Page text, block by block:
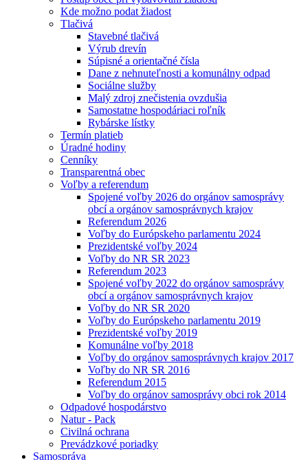
Kde možno podat žiadost
Tlačivá
Stavebné tlačivá
Výrub drevín
Súpisné a orientačné čísla
Dane z nehnuteľnosti a komunálny odpad
Sociálne služby
Malý zdroj znečistenia ovzdušia
Samostatne hospodáriaci roľník
Rybárske lístky
Termín platieb
Úradné hodiny
Cenníky
Transparentná obec
Voľby a referendum
Spojené voľby 2026 do orgánov samosprávy
obcí a orgánov samosprávnych krajov
Referendum 2026
Voľby do Európskeho parlamentu 2024
Prezidentské voľby 2024
Voľby do NR SR 2023
Referendum 2023
Spojené voľby 2022 do orgánov samosprávy
obcí a orgánov samosprávnych krajov
Voľby do NR SR 2020
Voľby do Európskeho parlamentu 2019
Prezidentské voľby 2019
Komunálne voľby 2018
Voľby do orgánov samosprávnych krajov 2017
Voľby do NR SR 2016
Referendum 2015
Voľby do orgánov samosprávy obci rok 2014
Odpadové hospodárstvo
Natur - Pack
Civilná ochrana
Prevádzkové poriadky
Samospráva